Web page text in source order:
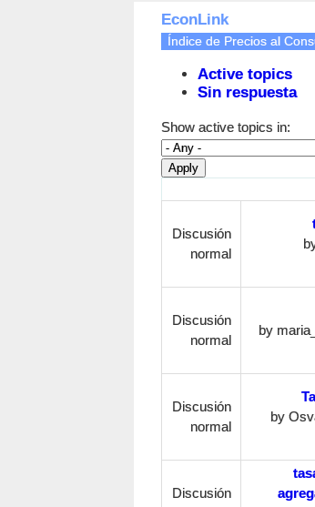
EconLink
Active topics
Sin respuesta
Índice de Precios al
Show active topics in:
Discusión
normal
Discusión
normal
by
Discusión
normal
by
Discusión